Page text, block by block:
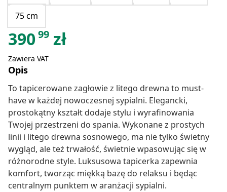
75 cm
39099 zł
Zawiera VAT
Opis
To tapicerowane zagłowie z litego drewna to must-
have w każdej nowoczesnej sypialni. Elegancki,
prostokątny kształt dodaje stylu i wyrafinowania
Twojej przestrzeni do spania. Wykonane z prostych
linii i litego drewna sosnowego, ma nie tylko świetny
wygląd, ale też trwałość, świetnie wpasowując się w
różnorodne style. Luksusowa tapicerka zapewnia
komfort, tworząc miękką bazę do relaksu i będąc
centralnym punktem w aranżacji sypialni.